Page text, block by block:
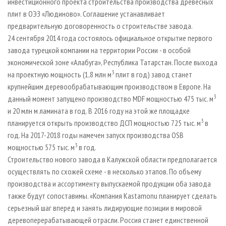
БИБЛИОТЕКА СПЕЦИАЛИСТА
плит в ОЭЗ «Людиново». Соглашение устанавливает
предварительную договоренность о строительстве завода.
24 сентября 2014 года состоялось официальное открытие первого
завода турецкой компании на территории России - в особой
экономической зоне «Алабуга», Республика Татарстан. После выхода
на проектную мощность (1,8 млн м3 плит в год) завод станет
крупнейшим деревообрабатывающим производством в Европе. На
данный момент запущено производство MDF мощностью 475 тыс. м3
и 20 млн м ламината в год. В 2016 году на этой же площадке
планируется открыть производство ДСП мощностью 725 тыс. м3 в
год. На 2017-2018 годы намечен запуск производства OSB
мощностью 575 тыс. м3 в год.
Строительство нового завода в Калужской области предполагается
осуществлять по схожей схеме - в несколько этапов. По объему
производства и ассортименту выпускаемой продукции оба завода
также будут сопоставимы. «Компания Kastamonu планирует сделать
серьезный шаг вперед и занять лидирующие позиции в мировой
деревоперерабатывающей отрасли. Россия станет единственной